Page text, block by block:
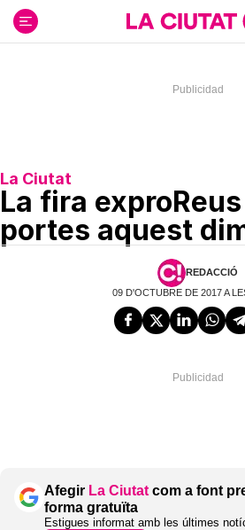
contenido
La Ciutat
La fira
portes aquest
REDACCIÓ
09 D'OCTUBRE DE 2017 A
Afegir La Ciutat com a font
forma gratuïta
Estigues informat amb les últimes